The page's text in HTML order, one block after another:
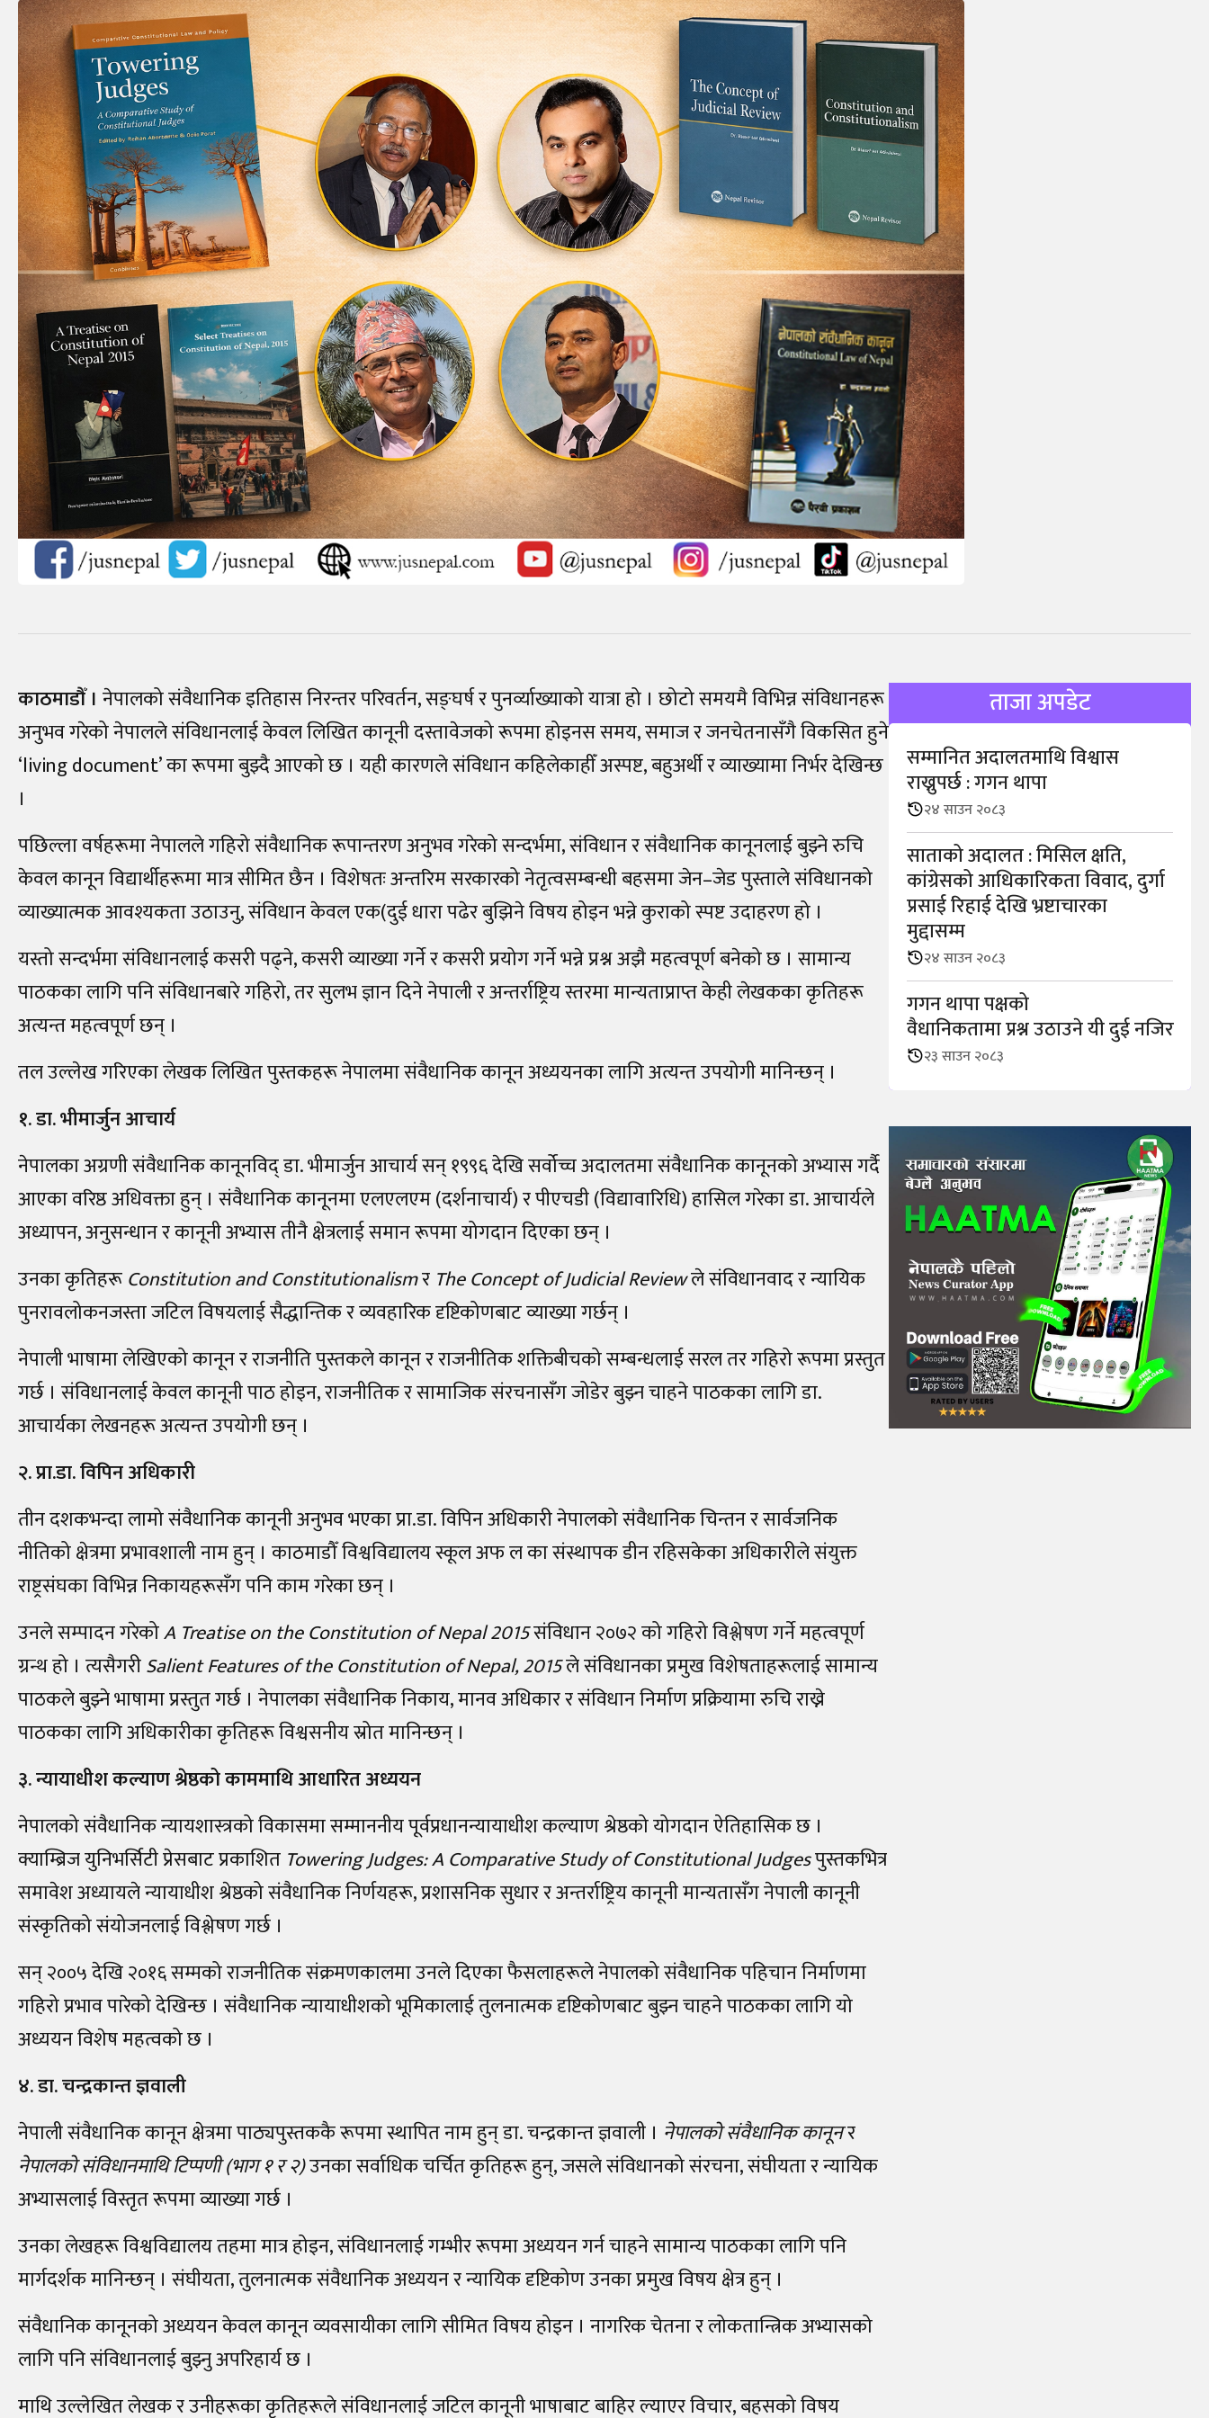
काठमाडौँ । नेपालको संवैधानिक इतिहास निरन्तर परिवर्तन, सङ्घर्ष र पुनर्व्याख्याको यात्रा हो । छोटो समयमै विभिन्न संविधानहरू
अनुभव गरेको नेपालले संविधानलाई केवल लिखित कानूनी दस्तावेजको रूपमा होइनस समय, समाज र जनचेतनासँगै विकसित हुने
‘living document’ का रूपमा बुझ्दै आएको छ । यही कारणले संविधान कहिलेकाहीँ अस्पष्ट, बहुअर्थी र व्याख्यामा निर्भर देखिन्छ
।
पछिल्ला वर्षहरूमा नेपालले गहिरो संवैधानिक रूपान्तरण अनुभव गरेको सन्दर्भमा, संविधान र संवैधानिक कानूनलाई बुझ्ने रुचि
केवल कानून विद्यार्थीहरूमा मात्र सीमित छैन । विशेषतः अन्तरिम सरकारको नेतृत्वसम्बन्धी बहसमा जेन–जेड पुस्ताले संविधानको
व्याख्यात्मक आवश्यकता उठाउनु, संविधान केवल एक(दुई धारा पढेर बुझिने विषय होइन भन्ने कुराको स्पष्ट उदाहरण हो ।
यस्तो सन्दर्भमा संविधानलाई कसरी पढ्ने, कसरी व्याख्या गर्ने र कसरी प्रयोग गर्ने भन्ने प्रश्न अझै महत्वपूर्ण बनेको छ । सामान्य
पाठकका लागि पनि संविधानबारे गहिरो, तर सुलभ ज्ञान दिने नेपाली र अन्तर्राष्ट्रिय स्तरमा मान्यताप्राप्त केही लेखकका कृतिहरू
अत्यन्त महत्वपूर्ण छन् ।
तल उल्लेख गरिएका लेखक लिखित पुस्तकहरू नेपालमा संवैधानिक कानून अध्ययनका लागि अत्यन्त उपयोगी मानिन्छन् ।
१. डा. भीमार्जुन आचार्य
नेपालका अग्रणी संवैधानिक कानूनविद् डा. भीमार्जुन आचार्य सन् १९९६ देखि सर्वोच्च अदालतमा संवैधानिक कानूनको अभ्यास गर्दै
आएका वरिष्ठ अधिवक्ता हुन् । संवैधानिक कानूनमा एलएलएम (दर्शनाचार्य) र पीएचडी (विद्यावारिधि) हासिल गरेका डा. आचार्यले
अध्यापन, अनुसन्धान र कानूनी अभ्यास तीनै क्षेत्रलाई समान रूपमा योगदान दिएका छन् ।
उनका कृतिहरूConstitution and Constitutionalismर The Concept of Judicial Reviewले संविधानवाद र न्यायिक
पुनरावलोकनजस्ता जटिल विषयलाई सैद्धान्तिक र व्यवहारिक दृष्टिकोणबाट व्याख्या गर्छन् ।
नेपाली भाषामा लेखिएको कानून र राजनीति पुस्तकले कानून र राजनीतिक शक्तिबीचको सम्बन्धलाई सरल तर गहिरो रूपमा प्रस्तुत
गर्छ । संविधानलाई केवल कानूनी पाठ होइन, राजनीतिक र सामाजिक संरचनासँग जोडेर बुझ्न चाहने पाठकका लागि डा.
आचार्यका लेखनहरू अत्यन्त उपयोगी छन् ।
२. प्रा.डा. विपिन अधिकारी
तीन दशकभन्दा लामो संवैधानिक कानूनी अनुभव भएका प्रा.डा. विपिन अधिकारी नेपालको संवैधानिक चिन्तन र सार्वजनिक
नीतिको क्षेत्रमा प्रभावशाली नाम हुन् । काठमाडौँ विश्वविद्यालय स्कूल अफ ल का संस्थापक डीन रहिसकेका अधिकारीले संयुक्त
राष्ट्रसंघका विभिन्न निकायहरूसँग पनि काम गरेका छन् ।
उनले सम्पादन गरेकोA Treatise on the Constitution of Nepal 2015संविधान २०७२ को गहिरो विश्लेषण गर्ने महत्वपूर्ण
ग्रन्थ हो । त्यसैगरीSalient Features of the Constitution of Nepal, 2015ले संविधानका प्रमुख विशेषताहरूलाई सामान्य
पाठकले बुझ्ने भाषामा प्रस्तुत गर्छ । नेपालका संवैधानिक निकाय, मानव अधिकार र संविधान निर्माण प्रक्रियामा रुचि राख्ने
पाठकका लागि अधिकारीका कृतिहरू विश्वसनीय स्रोत मानिन्छन् ।
३. न्यायाधीश कल्याण श्रेष्ठको काममाथि आधारित अध्ययन
नेपालको संवैधानिक न्यायशास्त्रको विकासमा सम्माननीय पूर्वप्रधानन्यायाधीश कल्याण श्रेष्ठको योगदान ऐतिहासिक छ ।
क्याम्ब्रिज युनिभर्सिटी प्रेसबाट प्रकाशित Towering Judges: A Comparative Study of Constitutional Judgesपुस्तकभित्र
समावेश अध्यायले न्यायाधीश श्रेष्ठको संवैधानिक निर्णयहरू, प्रशासनिक सुधार र अन्तर्राष्ट्रिय कानूनी मान्यतासँग नेपाली कानूनी
संस्कृतिको संयोजनलाई विश्लेषण गर्छ ।
सन्‌ २००५ देखि २०१६ सम्मको राजनीतिक संक्रमणकालमा उनले दिएका फैसलाहरूले नेपालको संवैधानिक पहिचान निर्माणमा
गहिरो प्रभाव पारेको देखिन्छ । संवैधानिक न्यायाधीशको भूमिकालाई तुलनात्मक दृष्टिकोणबाट बुझ्न चाहने पाठकका लागि यो
अध्ययन विशेष महत्वको छ ।
४. डा. चन्द्रकान्त ज्ञवाली
नेपाली संवैधानिक कानून क्षेत्रमा पाठ्यपुस्तककै रूपमा स्थापित नाम हुन् डा. चन्द्रकान्त ज्ञवाली । नेपालको संवैधानिक कानूनर
नेपालको संविधानमाथि टिप्पणी (भाग १ र २)उनका सर्वाधिक चर्चित कृतिहरू हुन्, जसले संविधानको संरचना, संघीयता र न्यायिक
अभ्यासलाई विस्तृत रूपमा व्याख्या गर्छ ।
उनका लेखहरू विश्वविद्यालय तहमा मात्र होइन, संविधानलाई गम्भीर रूपमा अध्ययन गर्न चाहने सामान्य पाठकका लागि पनि
मार्गदर्शक मानिन्छन् । संघीयता, तुलनात्मक संवैधानिक अध्ययन र न्यायिक दृष्टिकोण उनका प्रमुख विषय क्षेत्र हुन् ।
संवैधानिक कानूनको अध्ययन केवल कानून व्यवसायीका लागि सीमित विषय होइन । नागरिक चेतना र लोकतान्त्रिक अभ्यासको
लागि पनि संविधानलाई बुझ्नु अपरिहार्य छ ।
माथि उल्लेखित लेखक र उनीहरूका कृतिहरूले संविधानलाई जटिल कानूनी भाषाबाट बाहिर ल्याएर विचार, बहसको विषय
ताजा अपडेट
सम्मानित अदालतमाथि विश्वास
राख्नुपर्छ : गगन थापा
२४ साउन २०८३
साताको अदालत : मिसिल क्षति,
कांग्रेसको आधिकारिकता विवाद, दुर्गा
प्रसाई रिहाई देखि भ्रष्टाचारका
मुद्दासम्म
२४ साउन २०८३
गगन थापा पक्षको
वैधानिकतामा प्रश्न उठाउने यी दुई नजिर
२३ साउन २०८३